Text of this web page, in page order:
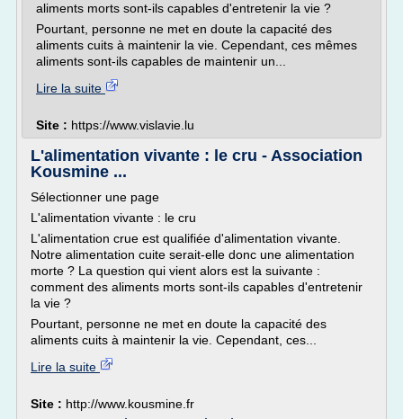
aliments morts sont-ils capables d'entretenir la vie ?
Pourtant, personne ne met en doute la capacité des
aliments cuits à maintenir la vie. Cependant, ces mêmes
aliments sont-ils capables de maintenir un...
Lire la suite
Site : https://www.vislavie.lu
L'alimentation vivante : le cru - Association
Kousmine ...
Sélectionner une page
L'alimentation vivante : le cru
L'alimentation crue est qualifiée d'alimentation vivante.
Notre alimentation cuite serait-elle donc une alimentation
morte ? La question qui vient alors est la suivante :
comment des aliments morts sont-ils capables d'entretenir
la vie ?
Pourtant, personne ne met en doute la capacité des
aliments cuits à maintenir la vie. Cependant, ces...
Lire la suite
Site : http://www.kousmine.fr